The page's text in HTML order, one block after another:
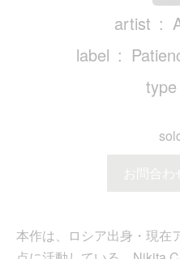
artist
label
type
お問合
本作は、ロシア出身・現在